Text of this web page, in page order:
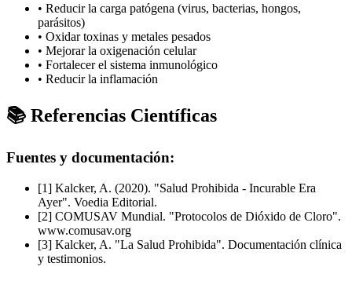
• Reducir la carga patógena (virus, bacterias, hongos,
parásitos)
• Oxidar toxinas y metales pesados
• Mejorar la oxigenación celular
• Fortalecer el sistema inmunológico
• Reducir la inflamación
📚 Referencias Científicas
Fuentes y documentación:
[1] Kalcker, A. (2020). "Salud Prohibida - Incurable Era
Ayer". Voedia Editorial.
[2] COMUSAV Mundial. "Protocolos de Dióxido de Cloro".
www.comusav.org
[3] Kalcker, A. "La Salud Prohibida". Documentación clínica
y testimonios.